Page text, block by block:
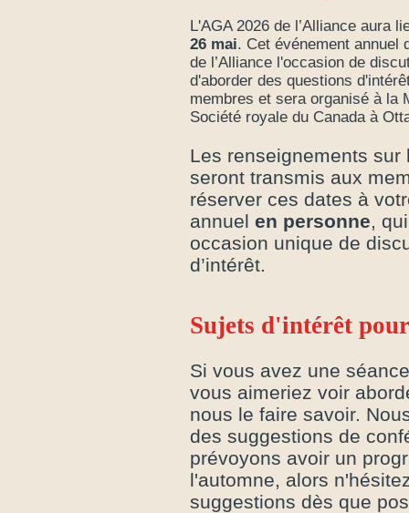
L'AGA 2026 de l’Alliance aura
26 mai. Cet événement annuel
de l’Alliance l'occasion de
d'aborder des questions
membres et sera organisé à la
Société royale du Canada à
Les renseignements sur
seront transmis aux
réserver ces dates à
annuel en personne,
occasion unique de
d’intérêt.
Sujets d'intérêt
Si vous avez une
vous aimeriez voir
nous le faire savoir.
des suggestions de
prévoyons avoir un
l'automne, alors
suggestions dès que